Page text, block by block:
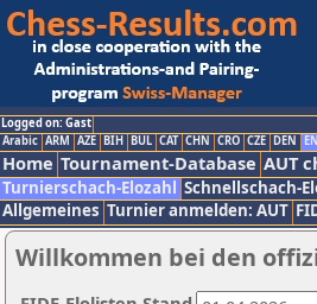
Logged on: Gast
Arabic ARM AZE BIH BUL CAT CHN CRO CZE DEN
Home Tournament-Database AUT
Turnierschach-Elozahl Schnellschach-
Allgemeines Turnier anmelden: AUT
Willkommen bei den